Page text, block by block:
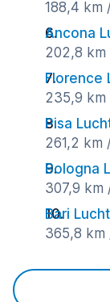
188,4 km
Ancona
202,8 km
Florence
235,9 km
Pisa
261,2 km
Bologna
307,9 km
Bari
365,8 km